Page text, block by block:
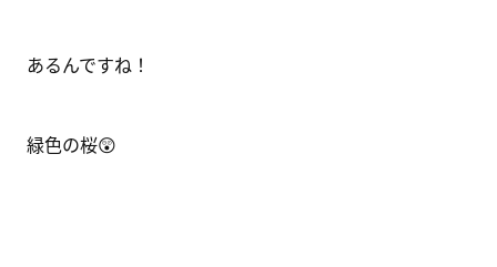
あるんですね！
緑色の桜😲